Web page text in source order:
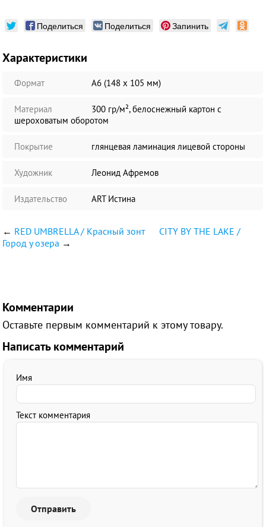
Поделиться Поделиться Запинить
Характеристики
Формат А6 (148 х 105 мм)
Материал
300 гр/м², белоснежный картон с
шероховатым оборотом
Покрытие глянцевая ламинация лицевой стороны
Художник Леонид Афремов
Издательство ART Истина
← RED UMBRELLA / Красный зонт
CITY BY THE LAKE /
Город у озера →
Комментарии
Оставьте первым комментарий к этому товару.
Написать комментарий
Имя
Текст комментария